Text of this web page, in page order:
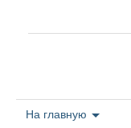
На главную